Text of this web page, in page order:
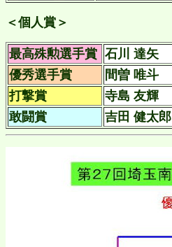
＜個人賞＞
最高殊勲選手賞 石川 達矢
優秀選手賞
間曽 唯斗
打撃賞
寺島 友輝
敢闘賞
吉田 健太郎